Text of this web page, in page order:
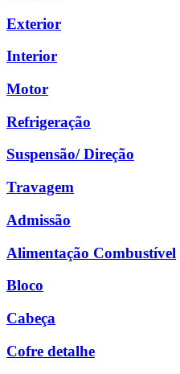
Exterior
Interior
Motor
Refrigeração
Suspensão/ Direção
Travagem
Admissão
Alimentação Combustível
Bloco
Cabeça
Cofre detalhe